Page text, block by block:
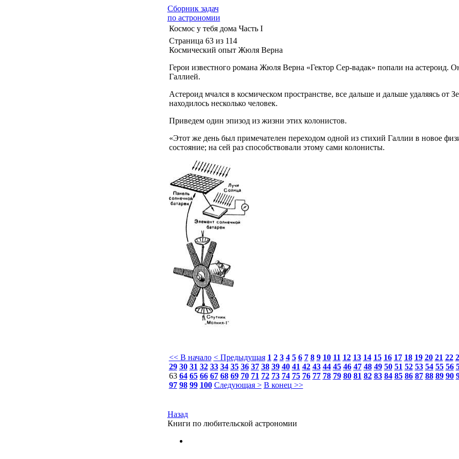
Сборник задач
по астрономии
Космос у тебя дома Часть I
Страница 63 из 114
Космический опыт Жюля Верна
Герои известного романа Жюля Верна «Гектор Сер-вадак» попали на астероид.
Галлией.
Астероид мчался в космическом пространстве, все дальше и дальше удаляясь от
находилось несколько человек.
Приведем один эпизод из жизни этих колонистов.
«Этот же день был примечателен переходом одной из стихий Галлии в новое
состояние; на сей раз способствовали этому сами колонисты.
<< В начало < Предыдущая 1 2 3 4 5 6 7 8 9 10 11 12 13 14 15 16 17 18 19 20 21 22
29 30 31 32 33 34 35 36 37 38 39 40 41 42 43 44 45 46 47 48 49 50 51 52 53 54 55 56
63 64 65 66 67 68 69 70 71 72 73 74 75 76 77 78 79 80 81 82 83 84 85 86 87 88 89 90
97 98 99 100 Следующая > В конец >>
Назад
Книги по любительской астрономии